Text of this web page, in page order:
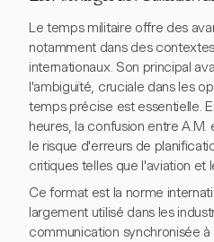
Le temps militaire offre des
notamment dans des
internationaux. Son principal
l'ambiguïté, cruciale dans les
temps précise est essentielle.
heures, la confusion entre A.M.
le risque d'erreurs de
critiques telles que l'aviation et
Ce format est la norme
largement utilisé dans les
communication synchronisée